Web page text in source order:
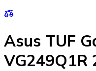
Asus TUF
VG249Q1R